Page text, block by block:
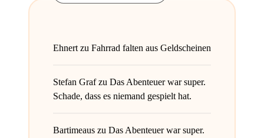
Ehnertzu Fahrrad falten aus Geldscheinen
Stefan Grafzu Das Abenteuer war super.
Schade, dass es niemand gespielt hat.
Bartimeauszu Das Abenteuer war super.